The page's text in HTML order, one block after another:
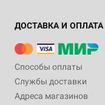
ДОСТАВКА И ОПЛАТА
Способы оплаты
Службы доставки
Адреса магазинов